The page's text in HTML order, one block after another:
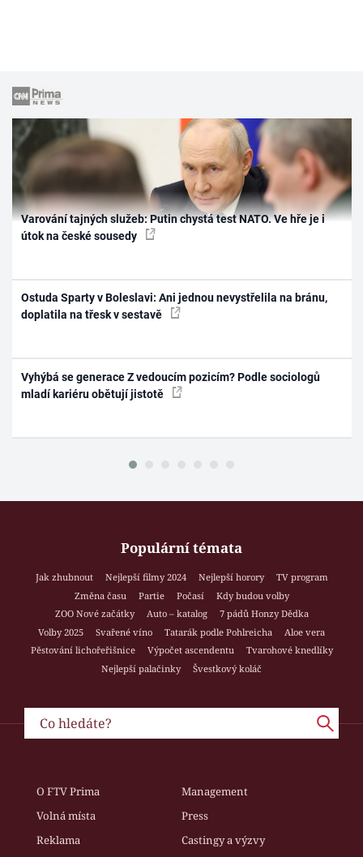
Varování tajných služeb: Putin chystá test NATO. Ve hře je i
útok na české sousedy
Ostuda Sparty v Boleslavi: Ani jednou nevystřelila na bránu,
doplatila na třesk v sestavě
Vyhýbá se generace Z vedoucím pozicím? Podle sociologů
mladí kariéru obětují jistotě
Populární témata
Jak zhubnout Nejlepší filmy 2024 Nejlepší horory
TV program
Změna času
Partie Počasí
Kdy budou volby
ZOO Nové začátky
Auto – katalog
7 pádů Honzy Dědka
Volby 2025
Svařené víno Tatarák podle Pohlreicha
Aloe vera
Pěstování lichořeřišnice
Výpočet ascendentu
Tvarohové knedlíky
Nejlepší palačinky
Švestkový koláč
O FTV Prima
Management
Volná místa
Press
Reklama
Castingy a výzvy